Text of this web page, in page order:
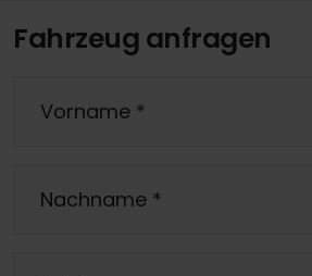
Fahrzeug anfragen
Vorname *
Nachname *